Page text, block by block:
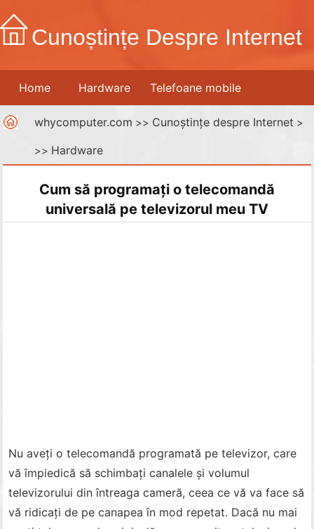
Cunoștințe Despre Internet
Home Hardware Telefoane mobile
Imprimante Rețele de calculatoare Internet
Media digitale
whycomputer.com >> Cunoștințe despre Internet >
>> Hardware
Cum să programați o telecomandă
universală pe televizorul meu TV
Nu aveți o telecomandă programată pe televizor, care
vă împiedică să schimbați canalele și volumul
televizorului din întreaga cameră, ceea ce vă va face să
vă ridicați de pe canapea în mod repetat. Dacă nu mai